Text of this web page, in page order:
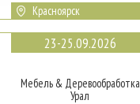
Красноярск
23-25.09.2026
Мебель & Деревообработка
Урал